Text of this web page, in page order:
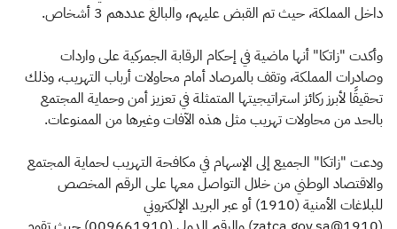
داخل المملكة، حيث تم القبض عليهم، والبالغ عددهم 3 أشخاص.
وأكدت "زاتكا" أنها ماضية في إحكام الرقابة الجمركية على واردات
وصادرات المملكة، وتقف بالمرصاد أمام محاولات أرباب التهريب، وذلك
تحقيقًا لأبرز ركائز استراتيجيتها المتمثلة في تعزيز أمن وحماية المجتمع
بالحد من محاولات تهريب مثل هذه الآفات وغيرها من الممنوعات.
ودعت "زاتكا" الجميع إلى الإسهام في مكافحة التهريب لحماية المجتمع
والاقتصاد الوطني من خلال التواصل معها على الرقم المخصص
للبلاغات الأمنية (1910) أو عبر البريد الإلكتروني